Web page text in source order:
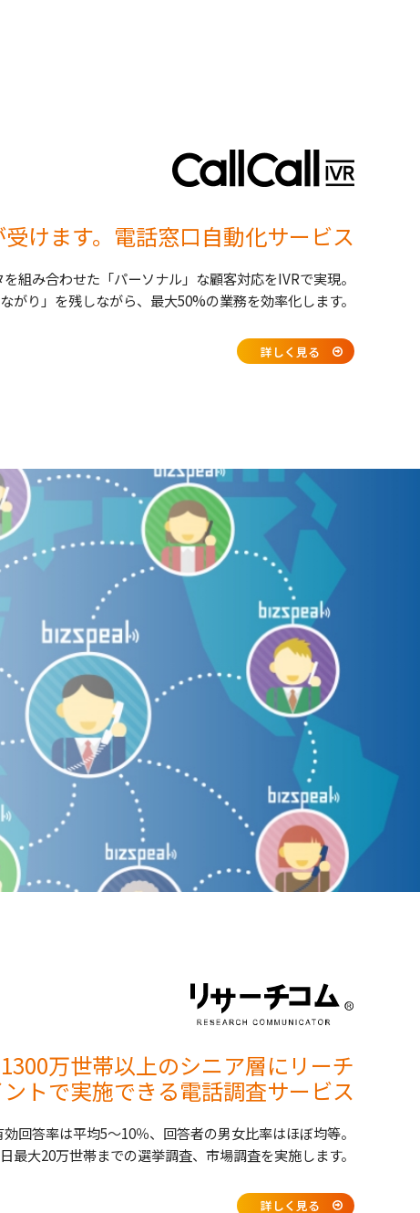
けます。電話窓口自動化サービス
組み合わせた「パーソナル」な顧客対応をIVRで実現。
がり」を残しながら、最大50%の業務を効率化します。
詳しく見る
万世帯以上のシニア層にリーチ
トで実施できる電話調査サービス
効回答率は平均5～10％、回答者の男女比率はほぼ均等。
最大20万世帯までの選挙調査、市場調査を実施します。
詳しく見る